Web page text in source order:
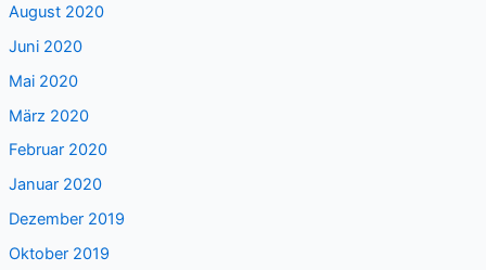
August 2020
Juni 2020
Mai 2020
März 2020
Februar 2020
Januar 2020
Dezember 2019
Oktober 2019